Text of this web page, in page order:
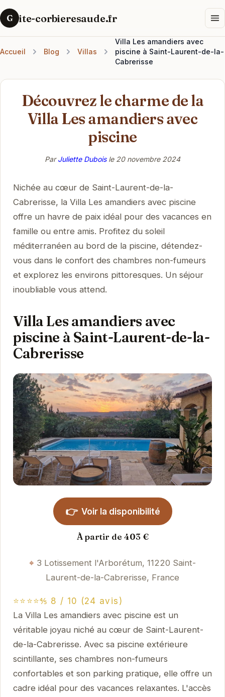
G ite-corbieresaude.fr
Accueil Blog Villas
Villa Les amandiers avec
piscine à Saint-Laurent-de-la-
Cabrerisse
Découvrez le charme de la
Villa Les amandiers avec
piscine
ParJuliette Duboisle 20 novembre 2024
Nichée au cœur de Saint-Laurent-de-la-
Cabrerisse, la Villa Les amandiers avec piscine
offre un havre de paix idéal pour des vacances en
famille ou entre amis. Profitez du soleil
méditerranéen au bord de la piscine, détendez-
vous dans le confort des chambres non-fumeurs
et explorez les environs pittoresques. Un séjour
inoubliable vous attend.
Villa Les amandiers avec
piscine à Saint-Laurent-de-la-
Cabrerisse
👉 Voir la disponibilité
À partir de 403 €
3 Lotissement l'Arborétum, 11220 Saint-
Laurent-de-la-Cabrerisse, France
⭐⭐⭐⭐⅘ 8 / 10 (24 avis)
La Villa Les amandiers avec piscine est un
véritable joyau niché au cœur de Saint-Laurent-
de-la-Cabrerisse. Avec sa piscine extérieure
scintillante, ses chambres non-fumeurs
confortables et son parking pratique, elle offre un
cadre idéal pour des vacances relaxantes. L'accès